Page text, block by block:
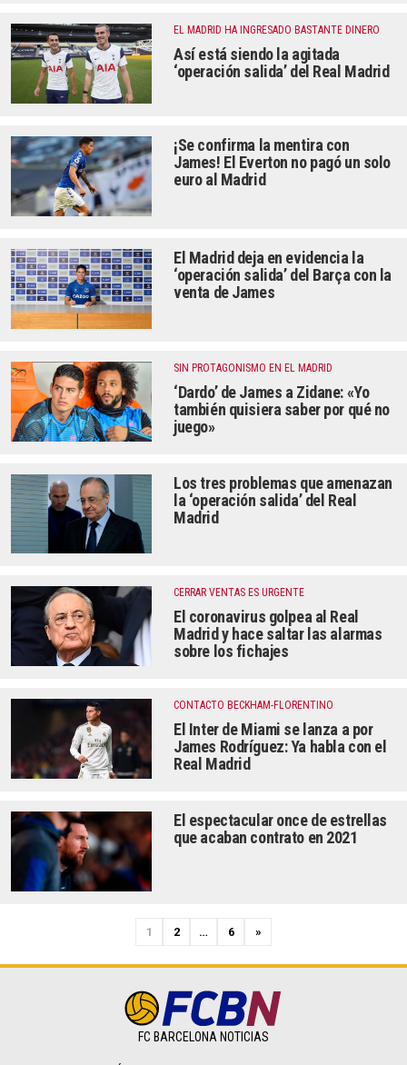
EL MADRID HA INGRESADO BASTANTE DINERO
Así está siendo la agitada
‘operación salida’ del Real Madrid
¡Se confirma la mentira con
James! El Everton no pagó un solo
euro al Madrid
El Madrid deja en evidencia la
‘operación salida’ del Barça con la
venta de James
SIN PROTAGONISMO EN EL MADRID
‘Dardo’ de James a Zidane: «Yo
también quisiera saber por qué no
juego»
Los tres problemas que amenazan
la ‘operación salida’ del Real
Madrid
CERRAR VENTAS ES URGENTE
El coronavirus golpea al Real
Madrid y hace saltar las alarmas
sobre los fichajes
CONTACTO BECKHAM-FLORENTINO
El Inter de Miami se lanza a por
James Rodríguez: Ya habla con el
Real Madrid
El espectacular once de estrellas
que acaban contrato en 2021
1 2 … 6
N
t
»
FC BARCELONA NOTICIAS